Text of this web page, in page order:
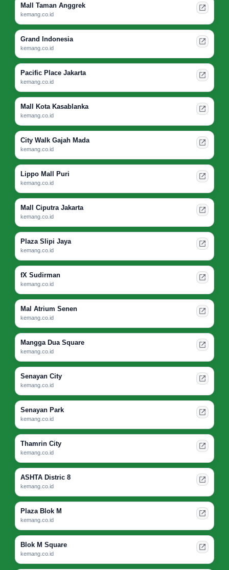
Mall Taman Anggrek
kemang.co.id
Grand Indonesia
kemang.co.id
Pacific Place Jakarta
kemang.co.id
Mall Kota Kasablanka
kemang.co.id
City Walk Gajah Mada
kemang.co.id
Lippo Mall Puri
kemang.co.id
Mall Ciputra Jakarta
kemang.co.id
Plaza Slipi Jaya
kemang.co.id
fX Sudirman
kemang.co.id
Mal Atrium Senen
kemang.co.id
Mangga Dua Square
kemang.co.id
Senayan City
kemang.co.id
Senayan Park
kemang.co.id
Thamrin City
kemang.co.id
ASHTA Distric 8
kemang.co.id
Plaza Blok M
kemang.co.id
Blok M Square
kemang.co.id